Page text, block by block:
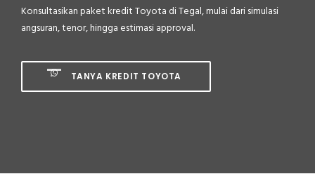
Konsultasikan paket kredit Toyota di Tegal, mulai dari simulasi
angsuran, tenor, hingga estimasi approval.
TANYA KREDIT TOYOTA